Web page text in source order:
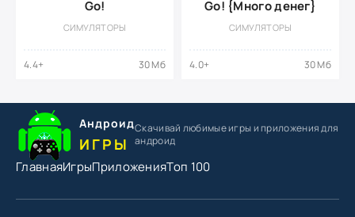
Go!
СИМУЛЯТОРЫ
4.4+ 30 Мб
Go! {Много денег}
СИМУЛЯТОРЫ
4.0+ 30 Мб
Андроид
ИГРЫ
Скачивай любимые игрыи приложения для
андроид
ГлавнаяИгрыПриложенияТоп 100